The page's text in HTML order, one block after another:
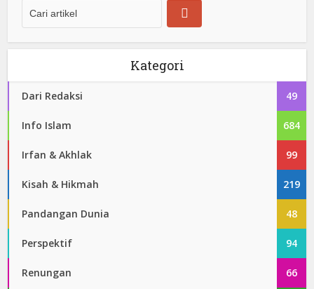
Kategori
Dari Redaksi 49
Info Islam 684
Irfan & Akhlak 99
Kisah & Hikmah 219
Pandangan Dunia 48
Perspektif 94
Renungan 66